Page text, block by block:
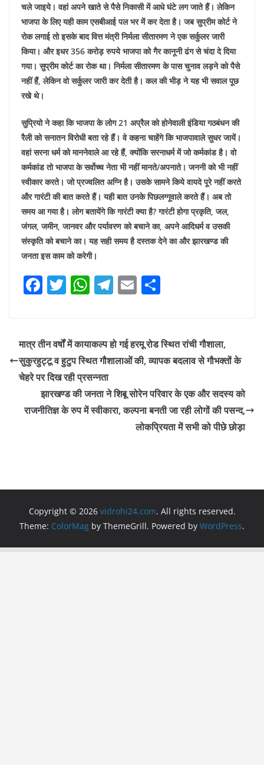
चले जाइये। वहां अपने खाते से पैसे निकासी में आधे घंटे लग जाते हैं। लेकिन
भाजपा के लिए यही काम एसबीआई पल भर में कर देता है। जब सुप्रीम कोर्ट ने
रोक लगाई तो इसके बाद वित्त मंत्री निर्मला सीतारमण ने एक सर्कुलर जारी
किया। और इधर 356 करोड़ रुपये भाजपा को गैर कानूनी ढंग से चंदा दे दिया
गया। सुप्रीम कोर्ट का रोक था। निर्मला सीतारमण के पास चुनाव लड़ने को पैसे
नहीं हैं, लेकिन वो सर्कुलर जारी कर देती है। कल की भीड़ ने यह भी सवाल पूछ
रखे थे।
सुप्रियो ने कहा कि भाजपा के लोग 21 अप्रैल को होनेवाली इंडिया गठबंधन की
रैली को सनातन विरोधी बता रहे हैं। वे कहना चाहेंगे कि भाजपावाले सुधर जायें।
वहां सरना धर्म को माननेवाले आ रहे हैं, क्योंकि सरनाधर्म में जो कर्मकांड है। वो
कर्मकांड तो भाजपा के सर्वोच्च नेता भी नहीं मानते/अपनाते। जननी को भी नहीं
स्वीकार करते। जो प्रज्वलित अग्नि है। उसके सामने किये वायदे पूरे नहीं करते
और गारंटी की बात करते हैं। यही बात उनके पिछलग्गूवाले करते हैं। अब तो
समय आ गया है। लोग बतायेंगे कि गारंटी क्या है? गारंटी होगा प्रकृति, जल,
जंगल, जमीन, जानवर और पर्यावरण को बचाने का, अपने आदिधर्म व उसकी
संस्कृति को बचाने का। यह सही समय है दस्तक देने का और झारखण्ड की
जनता इस काम को करेगी।
F
a
e
b
o
o
k
T
w
er
W
h
s
A
p
p
T
el
gr
a
E
m
l e
मात्र तीन वर्षों में कायाकल्प हो गई हरमू रोड स्थित रांची गौशाला,
सुकुरहुट्टू व हुटुप स्थित गौशालाओं की, व्यापक बदलाव से गौभक्तों के
चेहरे पर दिख रही प्रसन्नता
झारखण्ड की जनता ने शिबू सोरेन परिवार के एक और सदस्य को
राजनीतिज्ञ के रुप में स्वीकारा, कल्पना बनती जा रही लोगों की पसन्द,
लोकप्रियता में सभी को पीछे छोड़ा
Copyright © 2026 vidrohi24.com. All rights reserved.
Theme: ColorMag by ThemeGrill. Powered by WordPress.